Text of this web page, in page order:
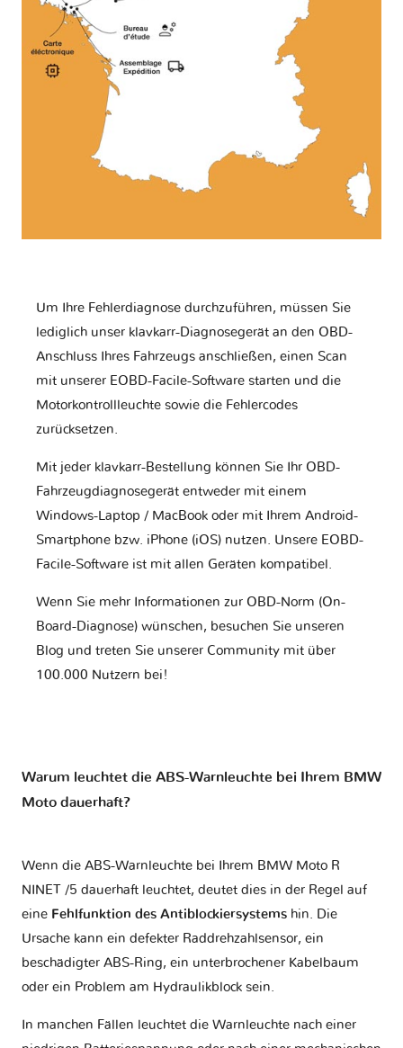
Um Ihre Fehlerdiagnose durchzuführen, müssen Sie
lediglich unser klavkarr-Diagnosegerät an den OBD-
Anschluss Ihres Fahrzeugs anschließen, einen Scan
mit unserer EOBD-Facile-Software starten und die
Motorkontrollleuchte sowie die Fehlercodes
zurücksetzen.
Mit jeder klavkarr-Bestellung können Sie Ihr OBD-
Fahrzeugdiagnosegerät entweder mit einem
Windows-Laptop / MacBook oder mit Ihrem Android-
Smartphone bzw. iPhone (iOS) nutzen. Unsere EOBD-
Facile-Software ist mit allen Geräten kompatibel.
Wenn Sie mehr Informationen zur OBD-Norm (On-
Board-Diagnose) wünschen, besuchen Sie unseren
Blog und treten Sie unserer Community mit über
100.000 Nutzern bei!
Warum leuchtet die ABS-Warnleuchte bei Ihrem BMW
Moto dauerhaft?
Wenn die ABS-Warnleuchte bei Ihrem BMW Moto R
NINET /5 dauerhaft leuchtet, deutet dies in der Regel auf
eine Fehlfunktion des Antiblockiersystems hin. Die
Ursache kann ein defekter Raddrehzahlsensor, ein
beschädigter ABS-Ring, ein unterbrochener Kabelbaum
oder ein Problem am Hydraulikblock sein.
In manchen Fällen leuchtet die Warnleuchte nach einer